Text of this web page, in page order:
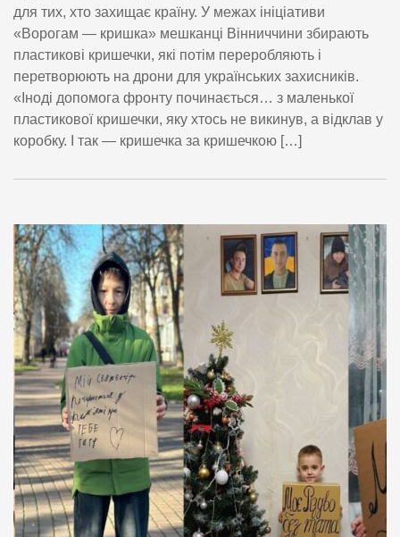
для тих, хто захищає країну. У межах ініціативи
«Ворогам — кришка» мешканці Вінниччини збирають
пластикові кришечки, які потім переробляють і
перетворюють на дрони для українських захисників.
«Іноді допомога фронту починається… з маленької
пластикової кришечки, яку хтось не викинув, а відклав у
коробку. І так — кришечка за кришечкою […]